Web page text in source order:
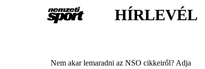
HÍRLEVÉL
Nem akar lemaradni az NSO cikkeiről? Adja